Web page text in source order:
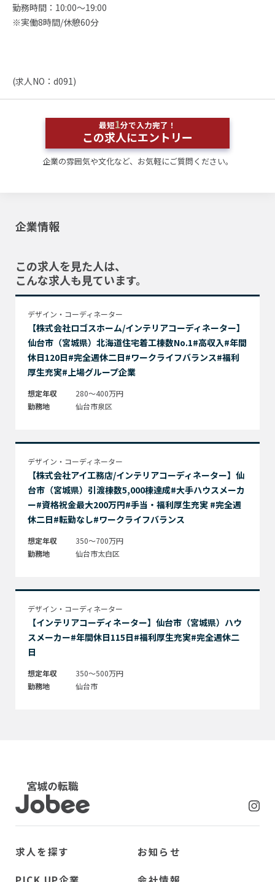
勤務時間：10:00～19:00
※実働8時間/休憩60分
(求人NO：d091)
最短1分で入力完了！
この求人にエントリー
企業の雰囲気や文化など、お気軽にご質問ください。
企業情報
この求人を見た人は、
こんな求人も見ています。
デザイン・コーディネーター
【株式会社ロゴスホーム/インテリアコーディネーター】
仙台市（宮城県）北海道住宅着工棟数No.1#高収入#年間
休日120日#完全週休二日#ワークライフバランス#福利
厚生充実#上場グループ企業
想定年収
280～400万円
勤務地
仙台市泉区
デザイン・コーディネーター
【株式会社アイ工務店/インテリアコーディネーター】仙
台市（宮城県）引渡棟数5,000棟達成#大手ハウスメーカ
ー#資格祝金最大200万円#手当・福利厚生充実 #完全週
休二日#転勤なし#ワークライフバランス
想定年収
350～700万円
勤務地
仙台市太白区
デザイン・コーディネーター
【インテリアコーディネーター】仙台市（宮城県）ハウ
スメーカー#年間休日115日#福利厚生充実#完全週休二
日
想定年収
350～500万円
勤務地
仙台市
求人を探す お知らせ